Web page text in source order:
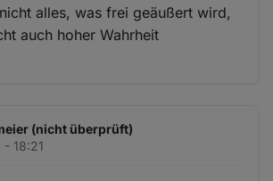
alles, was frei geäußert wird,
auch hoher Wahrheit
(nicht überprüft)
18:21